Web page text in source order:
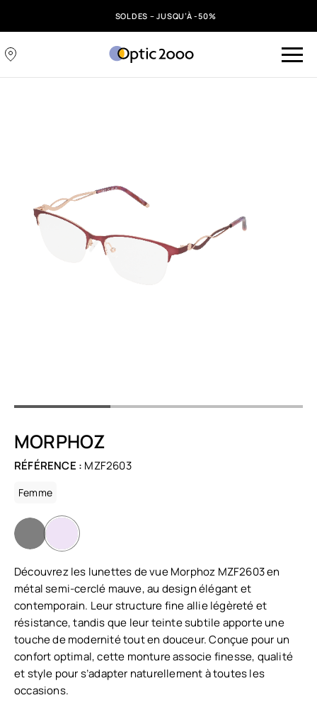
SOLDES – JUSQU’À -50%
MORPHOZ
RÉFÉRENCE : MZF2603
Femme
Découvrez les lunettes de vue Morphoz MZF2603 en
métal semi-cerclé mauve, au design élégant et
contemporain. Leur structure fine allie légèreté et
résistance, tandis que leur teinte subtile apporte une
touche de modernité tout en douceur. Conçue pour un
confort optimal, cette monture associe finesse, qualité
et style pour s’adapter naturellement à toutes les
occasions.